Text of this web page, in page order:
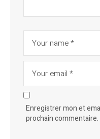
Enregistrer mon et
prochain commentaire.